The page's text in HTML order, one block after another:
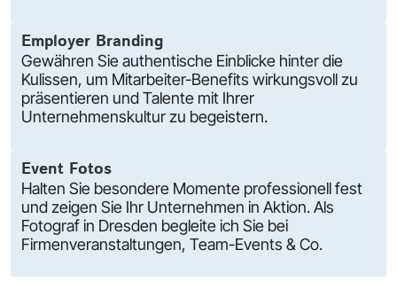
Employer Branding
Gewähren Sie authentische Einblicke hinter die
Kulissen, um Mitarbeiter-Benefits wirkungsvoll zu
präsentieren und Talente mit Ihrer
Unternehmenskultur zu begeistern.
Event Fotos
Halten Sie besondere Momente professionell fest
und zeigen Sie Ihr Unternehmen in Aktion. Als
Fotograf in Dresden begleite ich Sie bei
Firmenveranstaltungen, Team-Events & Co.